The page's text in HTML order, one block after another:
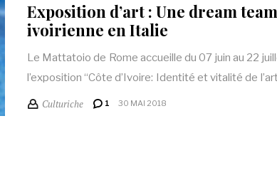
Exposition d’art : Une dream team
ivoirienne en Italie
Le Mattatoio de Rome accueille du 07 juin au 22
l’exposition “Côte d’Ivoire: Identité et vitalité de
Culturiche 1 30 MAI 2018